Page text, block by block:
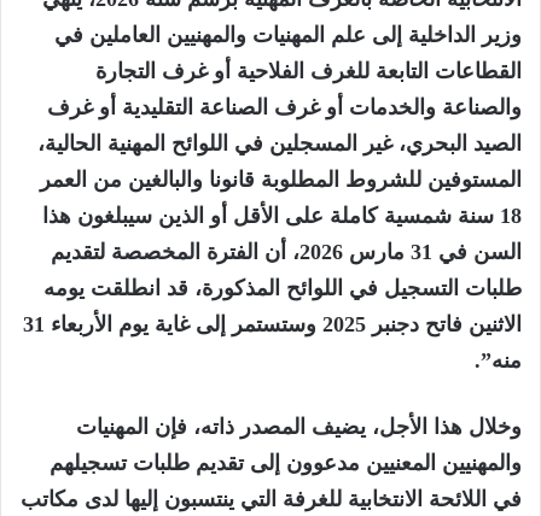
وزير الداخلية إلى علم المهنيات والمهنيين العاملين في
القطاعات التابعة للغرف الفلاحية أو غرف التجارة
والصناعة والخدمات أو غرف الصناعة التقليدية أو غرف
الصيد البحري، غير المسجلين في اللوائح المهنية الحالية،
المستوفين للشروط المطلوبة قانونا والبالغين من العمر
18 سنة شمسية كاملة على الأقل أو الذين سيبلغون هذا
السن في 31 مارس 2026، أن الفترة المخصصة لتقديم
طلبات التسجيل في اللوائح المذكورة، قد انطلقت يومه
الاثنين فاتح دجنبر 2025 وستستمر إلى غاية يوم الأربعاء 31
منه”.
وخلال هذا الأجل، يضيف المصدر ذاته، فإن المهنيات
والمهنيين المعنيين مدعوون إلى تقديم طلبات تسجيلهم
في اللائحة الانتخابية للغرفة التي ينتسبون إليها لدى مكاتب